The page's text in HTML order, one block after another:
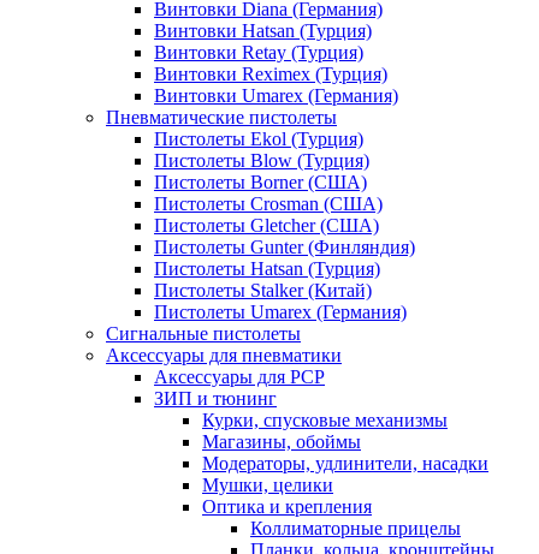
Винтовки Diana (Германия)
Винтовки Hatsan (Турция)
Винтовки Retay (Турция)
Винтовки Reximex (Турция)
Винтовки Umarex (Германия)
Пневматические пистолеты
Пистолеты Ekol (Турция)
Пистолеты Blow (Турция)
Пистолеты Borner (США)
Пистолеты Crosman (США)
Пистолеты Gletcher (США)
Пистолеты Gunter (Финляндия)
Пистолеты Hatsan (Турция)
Пистолеты Stalker (Китай)
Пистолеты Umarex (Германия)
Сигнальные пистолеты
Аксессуары для пневматики
Аксессуары для PCP
ЗИП и тюнинг
Курки, спусковые механизмы
Магазины, обоймы
Модераторы, удлинители, насадки
Мушки, целики
Оптика и крепления
Коллиматорные прицелы
Планки, кольца, кронштейны